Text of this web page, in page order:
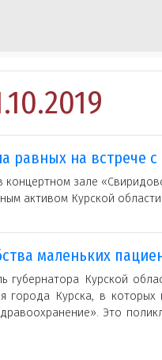
равных на встрече
концертном зале
активом Курской области
маленьких
губернатора Курской
города Курска, в которых
Это